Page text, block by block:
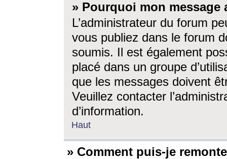
» Pourquoi mon message
L’administrateur du forum
vous publiez dans le forum
soumis. Il est également
placé dans un groupe
que les messages doivent
Veuillez contacter
d’information.
Haut
» Comment puis-je